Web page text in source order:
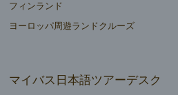
フィンランド
ヨーロッパ周遊ランドクルーズ
マイバス日本語ツアーデスク